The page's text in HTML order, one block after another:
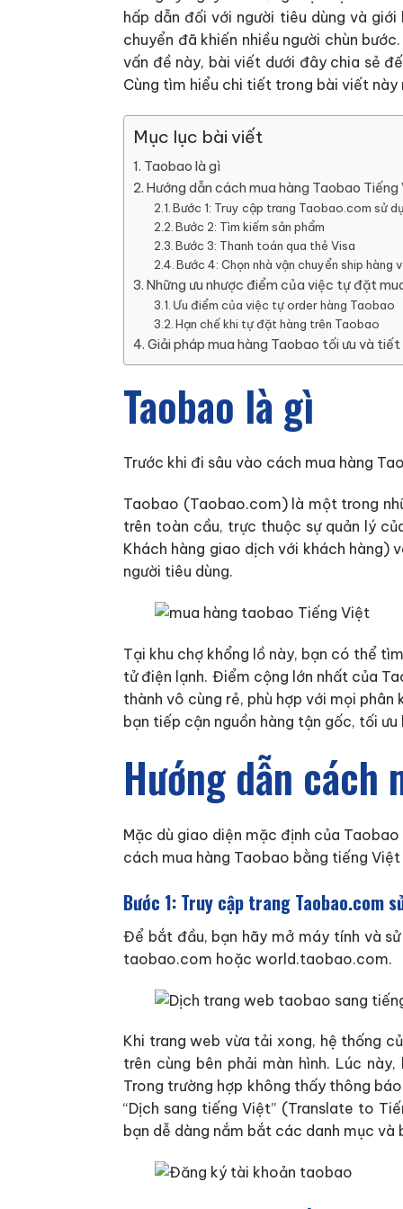
hấp dẫn đối với người tiêu dùng và
chuyển đã khiến nhiều người chùn
vấn đề này, bài viết dưới đây chia sẻ
Cùng tìm hiểu chi tiết trong bài viết này
Mục lục bài viết
Taobao là gì
Hướng dẫn cách mua hàng Taobao Tiếng
Bước 1: Truy cập trang Taobao.com sử
Bước 2: Tìm kiếm sản phẩm
Bước 3: Thanh toán qua thẻ Visa
Bước 4: Chọn nhà vận chuyển ship hàng
Những ưu nhược điểm của việc tự đặt
Ưu điểm của việc tự order hàng Taobao
Hạn chế khi tự đặt hàng trên Taobao
Giải pháp mua hàng Taobao tối ưu và
Taobao là gì
Trước khi đi sâu vào cách mua hàng
Taobao (Taobao.com) là một trong
trên toàn cầu, trực thuộc sự quản lý
Khách hàng giao dịch với khách hàng)
người tiêu dùng.
Tại khu chợ khổng lồ này, bạn có thể
tử điện lạnh. Điểm cộng lớn nhất của
thành vô cùng rẻ, phù hợp với mọi
bạn tiếp cận nguồn hàng tận gốc, tối
Hướng dẫn cách
Mặc dù giao diện mặc định của
cách mua hàng Taobao bằng tiếng
Bước 1: Truy cập trang Taobao.com
Để bắt đầu, bạn hãy mở máy tính và
taobao.com hoặc world.taobao.com.
Khi trang web vừa tải xong, hệ thống
trên cùng bên phải màn hình. Lúc
Trong trường hợp không thấy thông
“Dịch sang tiếng Việt” (Translate to
bạn dễ dàng nắm bắt các danh mục